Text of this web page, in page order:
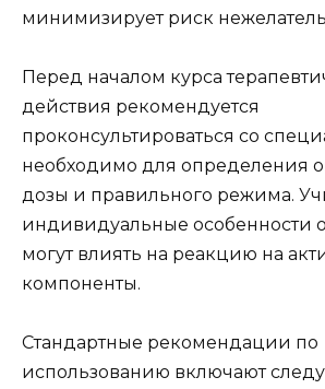
минимизирует риск
Перед началом курса
действия рекомендуется
проконсультироваться со
необходимо для определения
дозы и правильного режима.
индивидуальные особенности
могут влиять на реакцию на
компоненты.
Стандартные рекомендации по
использованию включают